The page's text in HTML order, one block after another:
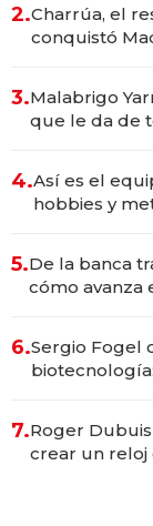
2.Charrúa, el
conquistó
3.Malabrigo
que le da de
4.Así es el
hobbies y
5.De la banca
cómo avanza
6.Sergio Fogel
7.Roger
crear un reloj